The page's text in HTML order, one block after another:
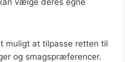
muligt at tilpasse retten til
og smagspræferencer.